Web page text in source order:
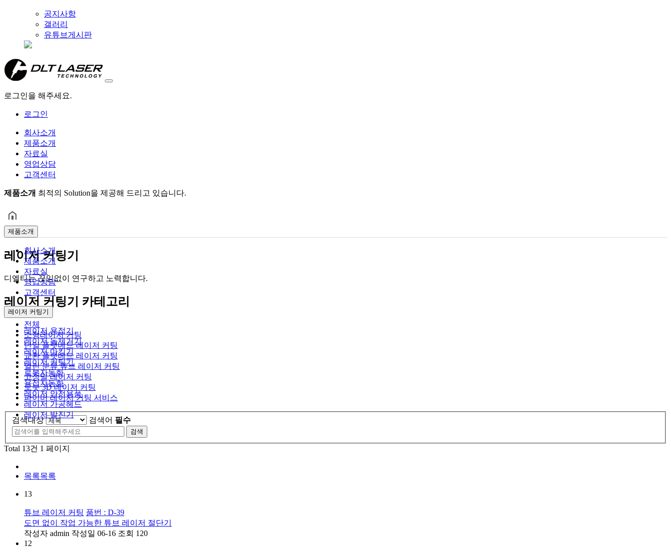
공지사항
갤러리
유튜브게시판
로그인을 해주세요.
로그인
회사소개
제품소개
자료실
영업상담
고객센터
제품소개 최적의 Solution을 제공해 드리고 있습니다.
제품소개
회사소개
제품소개
자료실
영업상담
고객센터
레이저 커팅기
레이저 용접기
레이저 녹제거기
레이저 마킹기
레이저 커팅기
로봇자동화
용접자동화
레이저 안전용품
레이저 가공헤드
레이저 발진기
레이저 커팅기
디엘티는 끊임없이 연구하고 노력합니다.
레이저 커팅기 카테고리
전체
소형레이저 커팅
단일 플랫베드 레이저 커팅
교환 플랫베드 레이저 커팅
열린 분류튜브 레이저 커팅
고정밀 레이저 커팅
로봇 3D 레이저 커팅
파이버 레이저 커팅 서비스
검색대상 검색어 필수
검색
Total 13건 1 페이지
목록목록
13
튜브 레이저 커팅 품번 : D-39
도면 없이 작업 가능한 튜브 레이저 절단기
작성자 admin 작성일 06-16 조회 120
12